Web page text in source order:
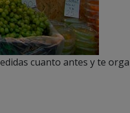
cuanto antes y te